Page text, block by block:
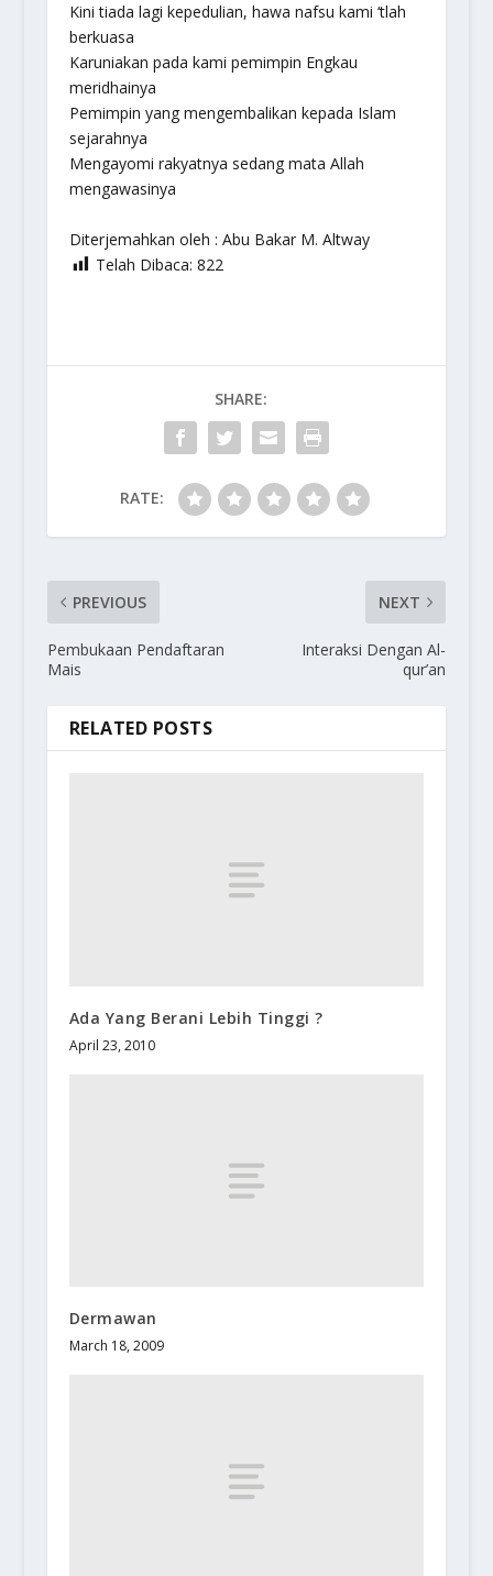
Kini tiada lagi kepedulian, hawa nafsu kami ‘tlah
berkuasa
Karuniakan pada kami pemimpin Engkau
meridhainya
Pemimpin yang mengembalikan kepada Islam
sejarahnya
Mengayomi rakyatnya sedang mata Allah
mengawasinya
Diterjemahkan oleh : Abu Bakar M. Altway
Telah Dibaca: 822
SHARE:
RATE:
PREVIOUS
Pembukaan Pendaftaran
Mais
NEXT
Interaksi Dengan Al-
qur’an
RELATED POSTS
Ada Yang Berani Lebih Tinggi ?
April 23, 2010
Dermawan
March 18, 2009